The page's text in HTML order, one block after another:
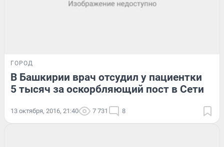
ГОРОД
В Башкирии врач отсудил у пациентки
5 тысяч за оскорбляющий пост в Сети
13 октября, 2016, 21:40 7 731 8